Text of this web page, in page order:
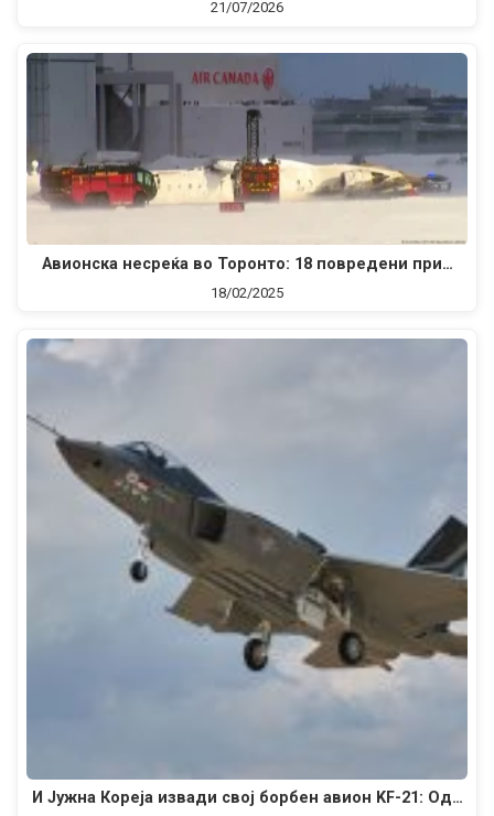
21/07/2026
Авионска несреќа во Торонто: 18 повредени при…
18/02/2025
И Јужна Кореја извади свој борбен авион KF-21: Од…